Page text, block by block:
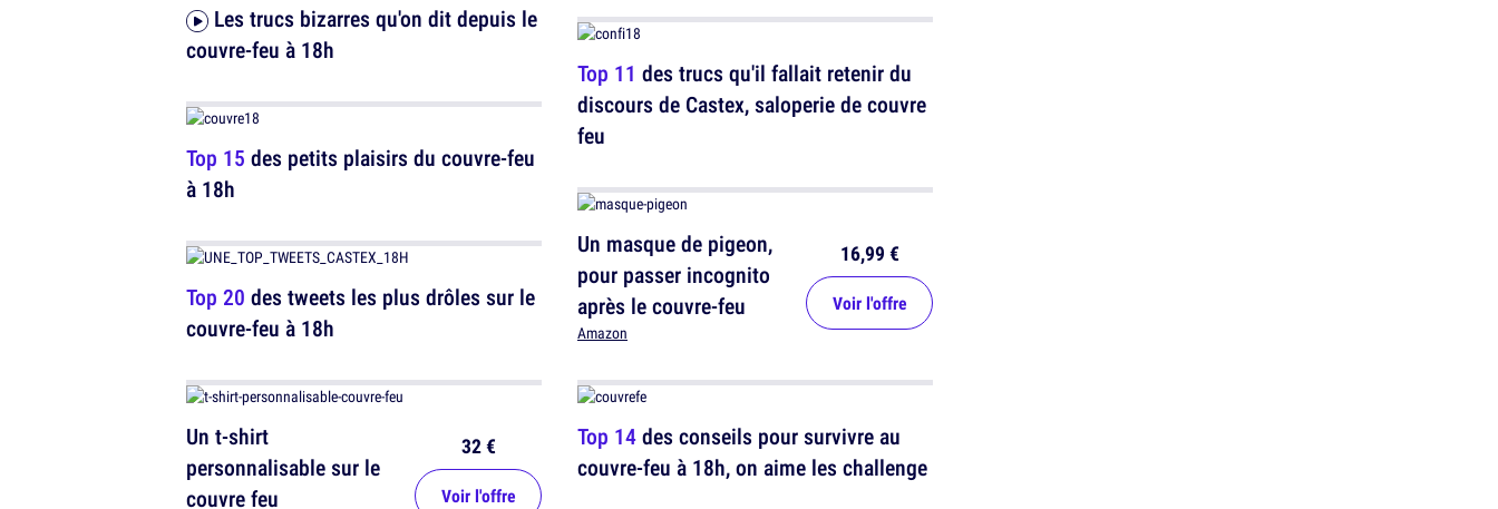
couvre-feu à 18h
Top 15 des petits plaisirs du couvre-feu
à 18h
Top 20 des tweets les plus drôles sur le
couvre-feu à 18h
Un t-shirt
personnalisable sur le
couvre feu
32 €
Voir l'offre
Top 11 des trucs qu'il fallait retenir du
discours de Castex, saloperie de couvre
feu
Un masque de pigeon,
pour passer incognito
après le couvre-feu
Amazon
16,99 €
Voir l'offre
Top 14des conseils pour survivre au
couvre-feu à 18h, on aime les challenge